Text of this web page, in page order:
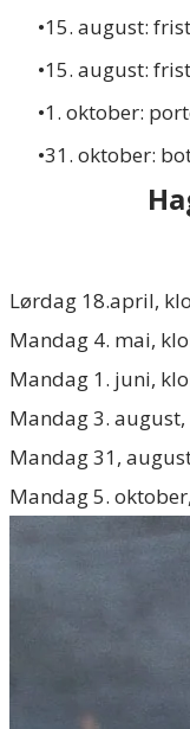
15. august:
15. august:
1. oktober:
31. oktober:
​Lørdag 18.april,
Mandag 4. mai,
Mandag 1. juni,
Mandag 3.
Mandag 31,
Mandag 5.